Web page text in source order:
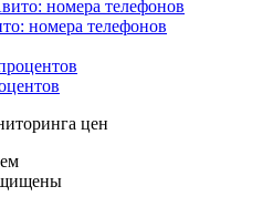
номера телефонов